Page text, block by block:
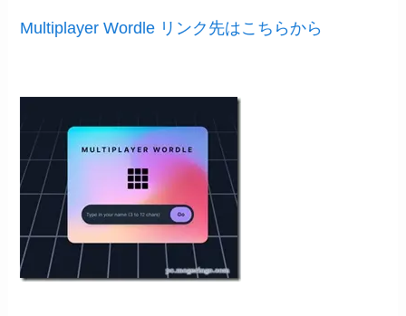
Multiplayer Wordle リンク先はこちらから